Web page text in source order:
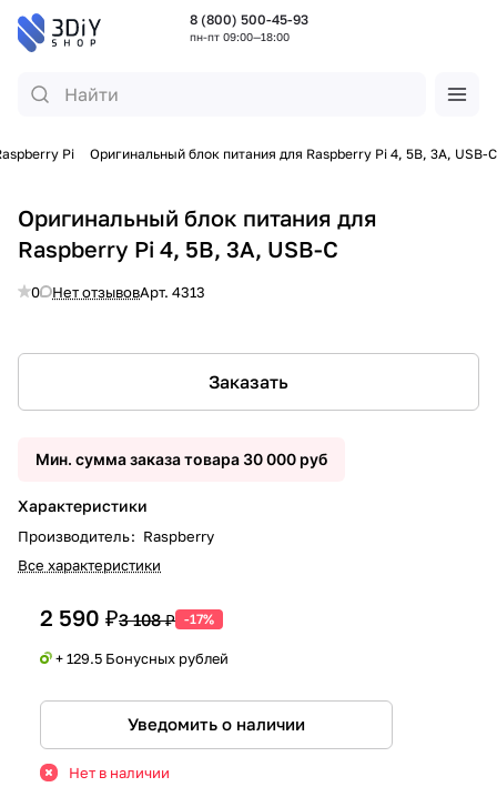
8 (800) 500-45-93
пн-пт 09:00—18:00
Pi Оригинальный блок питания для Raspberry Pi 4, 5В, 3А, USB-C
Оригинальный блок питания для
Raspberry Pi 4, 5В, 3А, USB-C
0 Нет отзывовАрт. 4313
Заказать
Мин. сумма заказа товара 30 000 руб
Характеристики
Производитель: Raspberry
Все характеристики
2 590 ₽3 108 ₽ -17%
+ 129.5 Бонусных рублей
Уведомить о наличии
Нет в наличии